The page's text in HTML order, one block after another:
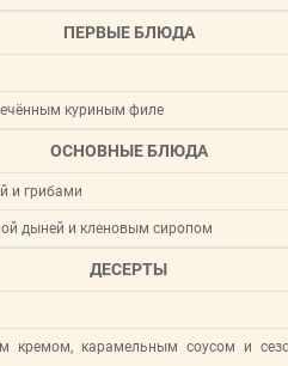
ПЕРВЫЕ БЛЮДА
куриным филе
ОСНОВНЫЕ БЛЮДА
и грибами
дыней и кленовым сиропом
ДЕСЕРТЫ
кремом, карамельным соусом и